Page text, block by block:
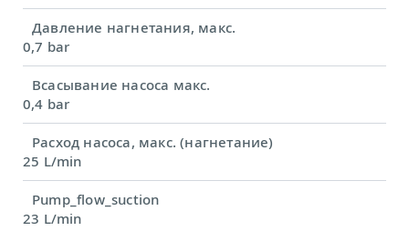
Давление нагнетания, макс.
0,7 bar
Всасывание насоса макс.
0,4 bar
Расход насоса, макс. (нагнетание)
25 L/min
Pump_flow_suction
23 L/min